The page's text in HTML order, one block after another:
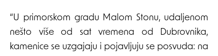
“U primorskom gradu Malom Stonu, udaljenom
nešto više od sat vremena od Dubrovnika,
kamenice se uzgajaju i pojavljuju se posvuda: na